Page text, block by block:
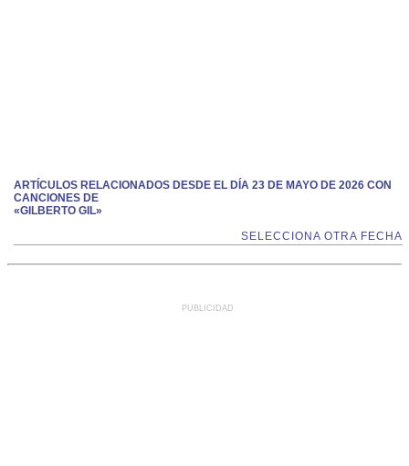
ARTÍCULOS RELACIONADOS DESDE EL DÍA 23 DE MAYO DE 2026 CON
CANCIONES DE
«GILBERTO GIL»
SELECCIONA OTRA FECHA
PUBLICIDAD